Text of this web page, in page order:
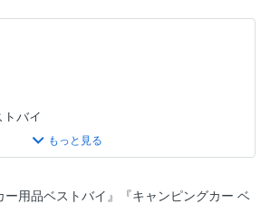
バイ
トバイ PART1：カーナビ＆ディスプレイ
トバイ PART２：カーケア
ー用品ベストバイ』『キャンピングカー ベ